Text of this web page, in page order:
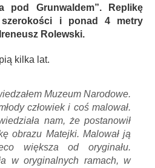
pod Grunwaldem”. Replikę
szerokości i ponad 4 metry
Rolewski.
kilka lat.
Muzeum Narodowe.
człowiek i coś malował.
nam, że postanowił
obrazu Matejki. Malował ją
większa od oryginału.
w oryginalnych ramach, w